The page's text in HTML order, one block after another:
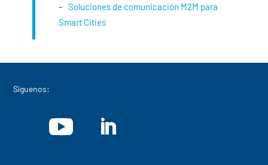
Soluciones de comunicación M2M para
Smart Cities
Síguenos: